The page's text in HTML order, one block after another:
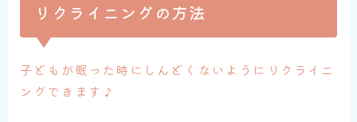
リクライニングの方法
子どもが眠った時にしんどくないようにリクライニ
ングできます♪